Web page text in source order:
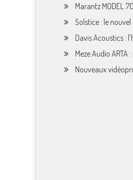
Marantz MODEL
Solstice : le
Davis Acoustics :
Meze Audio
Nouveaux